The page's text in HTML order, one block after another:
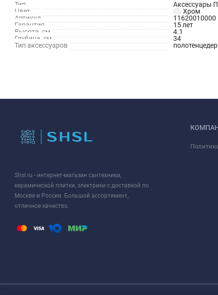
Тип
Аксессуары
Цвет
Хром
Артикул
11620010000
Гарантия
15 лет
Высота, см
4.1
Глубина, см
34
Тип аксессуаров
Shsl.ru - интернет-магазин сантехники,
керамической плитки, электрики с доставкой по
Москве и России. Большой ассортимент,
отличное качество.